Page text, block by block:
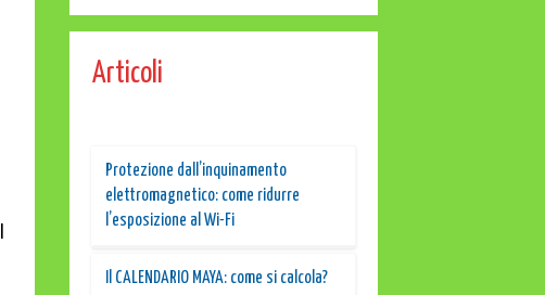
Articoli
Protezione dall’inquinamento
elettromagnetico: come ridurre
l’esposizione al Wi-Fi
Il CALENDARIO MAYA: come si calcola?